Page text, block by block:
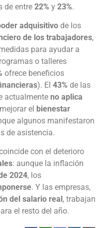
de entre 22% y 23%.
adquisitivo de los
de los trabajadores,
para ayudar a
o talleres
ofrece beneficios
). El 43% de las
actualmente no aplica
el bienestar
algunos manifestaron
de asistencia.
con el deterioro
: aunque la inflación
2024, los
. Y las empresas,
del salario real , trabajan
el resto del año.